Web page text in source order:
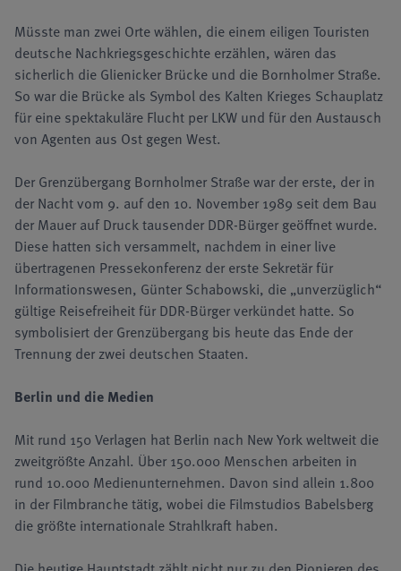
Müsste man zwei Orte wählen, die einem eiligen Touristen
deutsche Nachkriegsgeschichte erzählen, wären das
sicherlich die Glienicker Brücke und die Bornholmer Straße.
So war die Brücke als Symbol des Kalten Krieges Schauplatz
für eine spektakuläre Flucht per LKW und für den Austausch
von Agenten aus Ost gegen West.
Der Grenzübergang Bornholmer Straße war der erste, der in
der Nacht vom 9. auf den 10. November 1989 seit dem Bau
der Mauer auf Druck tausender DDR-Bürger geöffnet wurde.
Diese hatten sich versammelt, nachdem in einer live
übertragenen Pressekonferenz der erste Sekretär für
Informationswesen, Günter Schabowski, die „unverzüglich“
gültige Reisefreiheit für DDR-Bürger verkündet hatte. So
symbolisiert der Grenzübergang bis heute das Ende der
Trennung der zwei deutschen Staaten.
Berlin und die Medien
Mit rund 150 Verlagen hat Berlin nach New York weltweit die
zweitgrößte Anzahl. Über 150.000 Menschen arbeiten in
rund 10.000 Medienunternehmen. Davon sind allein 1.800
in der Filmbranche tätig, wobei die Filmstudios Babelsberg
die größte internationale Strahlkraft haben.